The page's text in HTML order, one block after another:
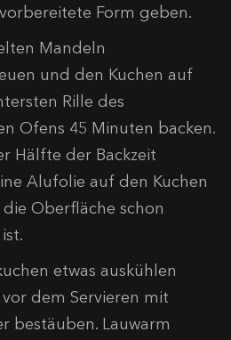
Form geben.
Mandeln
und den Kuchen auf
Rille des
Ofens 45 Minuten backen.
Hälfte der Backzeit
Alufolie auf den Kuchen
die Oberfläche schon
etwas auskühlen
vor dem Servieren mit
bestäuben. Lauwarm